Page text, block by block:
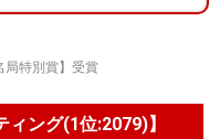
局特別賞】受賞
ング(1位:2079)】